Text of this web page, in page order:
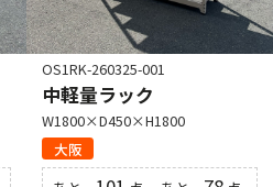
OS1RK-260325-001
中軽量ラック
W1800×D450×H1800
大阪